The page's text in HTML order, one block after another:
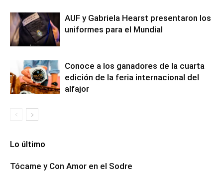
AUF y Gabriela Hearst presentaron los
uniformes para el Mundial
Conoce a los ganadores de la cuarta
edición de la feria internacional del
alfajor
Lo último
Tócame y Con Amor en el Sodre